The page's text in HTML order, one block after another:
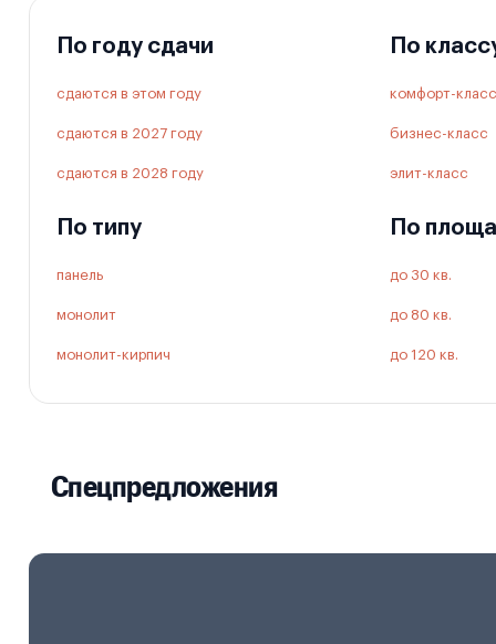
По году сдачи
сдаются в этом году
сдаются в 2027 году
сдаются в 2028 году
По
комфорт-класс
бизнес-класс
элит-класс
По типу
панель
монолит
монолит-кирпич
По
до 30 кв.
до 80 кв.
до 120 кв.
Спецпредложения